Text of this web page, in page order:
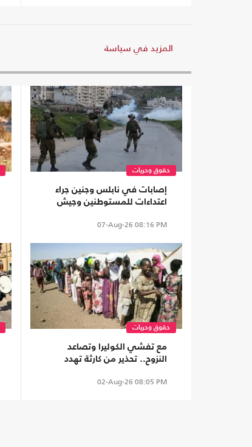
المزيد في سياسة
حقوق وحريات
إصابات في نابلس وجنين جراء
اعتداءات للمستوطنين وجيش
07-Aug-26 08:16 PM
حقوق وحريات
مع تفشي الكوليرا وتصاعد
النزوح.. تحذير من كارثة تهدد
02-Aug-26 08:05 PM